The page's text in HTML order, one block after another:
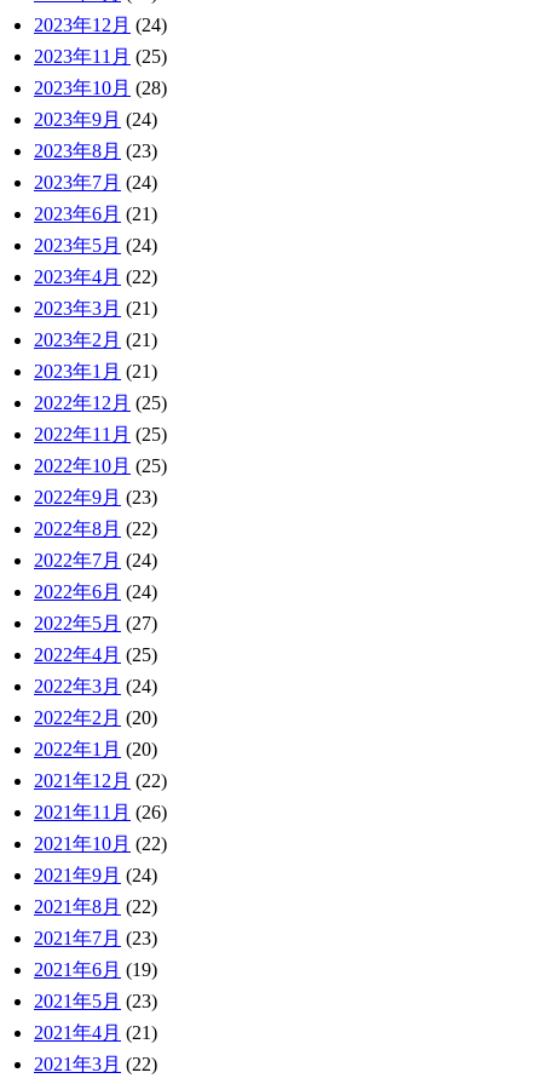
2023年12月 (24)
2023年11月 (25)
2023年10月 (28)
2023年9月 (24)
2023年8月 (23)
2023年7月 (24)
2023年6月 (21)
2023年5月 (24)
2023年4月 (22)
2023年3月 (21)
2023年2月 (21)
2023年1月 (21)
2022年12月 (25)
2022年11月 (25)
2022年10月 (25)
2022年9月 (23)
2022年8月 (22)
2022年7月 (24)
2022年6月 (24)
2022年5月 (27)
2022年4月 (25)
2022年3月 (24)
2022年2月 (20)
2022年1月 (20)
2021年12月 (22)
2021年11月 (26)
2021年10月 (22)
2021年9月 (24)
2021年8月 (22)
2021年7月 (23)
2021年6月 (19)
2021年5月 (23)
2021年4月 (21)
2021年3月 (22)